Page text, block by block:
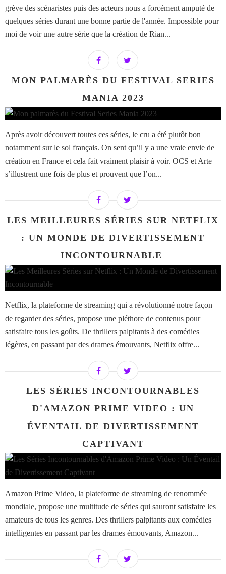
grève des scénaristes puis des acteurs nous a forcément amputé de
quelques séries durant une bonne partie de l'année. Impossible pour
moi de voir une autre série que la création de Rian...
MON PALMARÈS DU FESTIVAL SERIES
MANIA 2023
Après avoir découvert toutes ces séries, le cru a été plutôt bon
notamment sur le sol français. On sent qu’il y a une vraie envie de
création en France et cela fait vraiment plaisir à voir. OCS et Arte
s’illustrent une fois de plus et prouvent que l’on...
LES MEILLEURES SÉRIES SUR NETFLIX
: UN MONDE DE DIVERTISSEMENT
INCONTOURNABLE ​​​​​​​
Netflix, la plateforme de streaming qui a révolutionné notre façon
de regarder des séries, propose une pléthore de contenus pour
satisfaire tous les goûts. De thrillers palpitants à des comédies
légères, en passant par des drames émouvants, Netflix offre...
LES SÉRIES INCONTOURNABLES
D'AMAZON PRIME VIDEO : UN
ÉVENTAIL DE DIVERTISSEMENT
CAPTIVANT
Amazon Prime Video, la plateforme de streaming de renommée
mondiale, propose une multitude de séries qui sauront satisfaire les
amateurs de tous les genres. Des thrillers palpitants aux comédies
intelligentes en passant par les drames émouvants, Amazon...